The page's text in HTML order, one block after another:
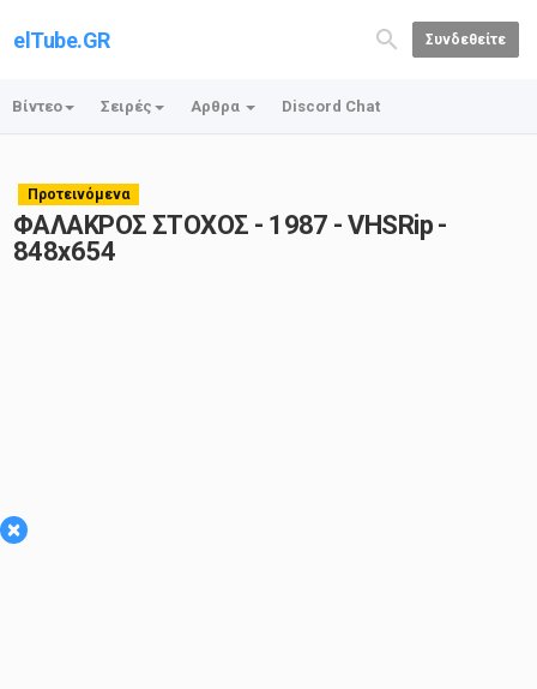
elTube.GR Συνδεθείτε
Βίντεο Σειρές Αρθρα Discord Chat
Προτεινόμενα
ΦΑΛΑΚΡΟΣ ΣΤΟΧΟΣ - 1987 - VHSRip -
848x654
×